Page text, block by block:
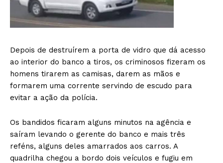
Depois de destruírem a porta de vidro que dá acesso
ao interior do banco a tiros, os criminosos fizeram os
homens tirarem as camisas, darem as mãos e
formarem uma corrente servindo de escudo para
evitar a ação da polícia.
Os bandidos ficaram alguns minutos na agência e
saíram levando o gerente do banco e mais três
reféns, alguns deles amarrados aos carros. A
quadrilha chegou a bordo dois veículos e fugiu em